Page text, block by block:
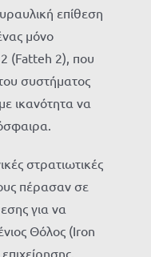
επίθεση
μόνο
(Fatteh 2), που
συστήματος
ικανότητα να
στρατιωτικές
πέρασαν σε
για να
Θόλος (Iron